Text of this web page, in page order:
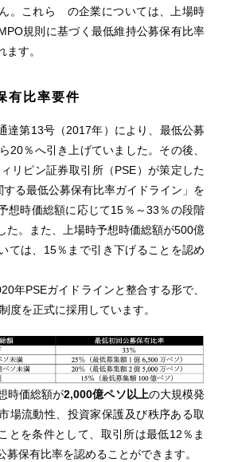
。これら の企業については、上場時
規則に基づく最低維持公募保有比率
す。
有比率要件
達第13号（2017年）により、最低公募
20％へ引き上げていました。その後、
リピン証券取引所（PSE）が策定した
する最低公募保有比率ガイドライン」を
想時価総額に応じて15％～33％の段階
た。また、上場時予想時価総額が500億
ては、15％まで引き下げることを認め
年PSEガイドラインと整合する形で、
度を正式に採用しています。
時価総額が2,000億ペソ以上の大規模発
場流動性、投資家保護及び秩序ある取
とを条件として、取引所は最低12％ま
募保有比率を認めることができます。